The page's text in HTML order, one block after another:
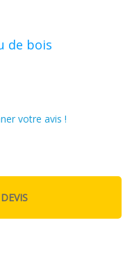
de bois
votre avis !